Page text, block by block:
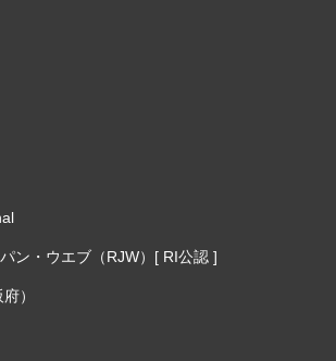
ン・ウエブ（RJW）[ RI公認 ]
）